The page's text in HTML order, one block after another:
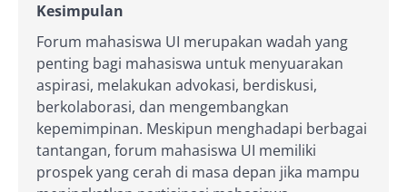
Kesimpulan
Forum mahasiswa UI merupakan wadah yang
penting bagi mahasiswa untuk menyuarakan
aspirasi, melakukan advokasi, berdiskusi,
berkolaborasi, dan mengembangkan
kepemimpinan. Meskipun menghadapi berbagai
tantangan, forum mahasiswa UI memiliki
prospek yang cerah di masa depan jika mampu